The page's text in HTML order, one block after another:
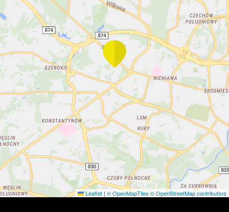
Leaflet | © OpenMapTiles© OpenStreetMap contributors